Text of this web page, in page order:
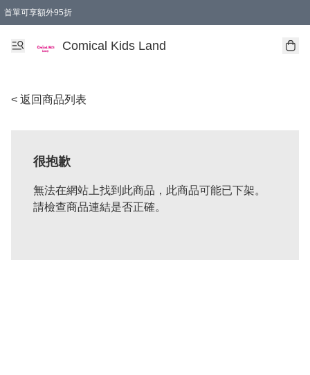
首單可享額外95折
Comical Kids Land
< 返回商品列表
很抱歉
無法在網站上找到此商品，此商品可能已下架。
請檢查商品連結是否正確。